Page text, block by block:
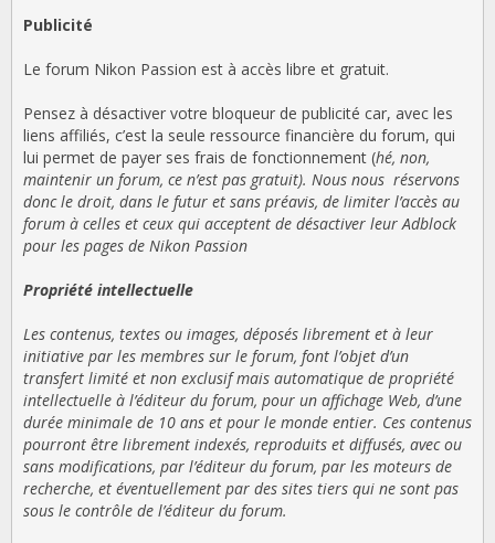
Publicité
Le forum Nikon Passion est à accès libre et gratuit.
Pensez à désactiver votre bloqueur de publicité car, avec les
liens affiliés, c’est la seule ressource financière du forum, qui
lui permet de payer ses frais de fonctionnement (hé, non,
maintenir un forum, ce n’est pas gratuit). Nous nous réservons
donc le droit, dans le futur et sans préavis, de limiter l’accès au
forum à celles et ceux qui acceptent de désactiver leur Adblock
pour les pages de Nikon Passion
Propriété intellectuelle
Les contenus, textes ou images, déposés librement et à leur
initiative par les membres sur le forum, font l’objet d’un
transfert limité et non exclusif mais automatique de propriété
intellectuelle à l’éditeur du forum, pour un affichage Web, d’une
durée minimale de 10 ans et pour le monde entier. Ces contenus
pourront être librement indexés, reproduits et diffusés, avec ou
sans modifications, par l’éditeur du forum, par les moteurs de
recherche, et éventuellement par des sites tiers qui ne sont pas
sous le contrôle de l’éditeur du forum.